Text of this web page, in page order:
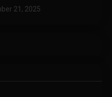
21, 2025